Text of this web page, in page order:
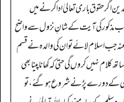
اگر حقوق باری تعالیٰ ادا کرنے میں
مذکور کی آیت کے شانِ نزول سے واضح
جب اسلام لائے تو ان کی والدہ نے قسم
نہیں کروں گی حتی کہ کھانا پینا بھی
کے دورے پڑنے شروع ہو گئے، تو